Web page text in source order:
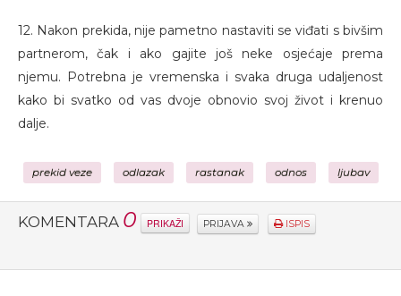
12. Nakon prekida, nije pametno nastaviti se viđati s bivšim
partnerom, čak i ako gajite još neke osjećaje prema
njemu. Potrebna je vremenska i svaka druga udaljenost
kako bi svatko od vas dvoje obnovio svoj život i krenuo
dalje.
prekid veze odlazak rastanak odnos ljubav
KOMENTARA 0 PRIKAŽI PRIJAVA ISPIS